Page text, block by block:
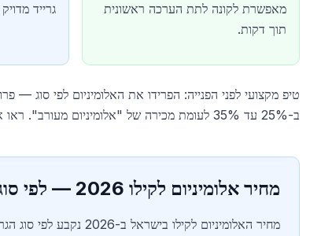
מאפשרת לקונה לתת הערכה ראשונית
תוך דקות.
גרייד מדויק
טיפ מקצועי לפני הפנייה: הפרידו את האלומיניום לפי סוג —
ב-25% עד 35% לעומת מכירה של "אלומיניום מעורב". ראו את הסעיף "איך לזהות את סוג האלומיניום" למטה.
מחיר אלומיניום לקילו 2026 — לפי סוג
מחיר האלומיניום